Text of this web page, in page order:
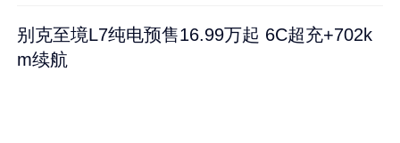
别克至境L7纯电预售16.99万起 6C超充+702k
m续航